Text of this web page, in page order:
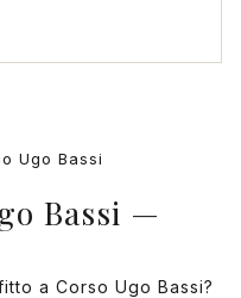
Ugo Bassi
Bassi —
a Corso Ugo Bassi?